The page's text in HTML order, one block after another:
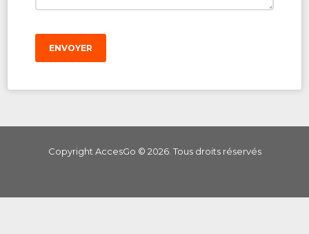
ENVOYER
Copyright AccesGo © 2026. Tous droits réservés